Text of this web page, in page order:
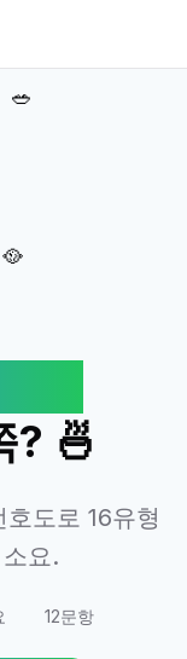
🥗
🥘
? 🍜
도로 16유형
요.
12문항